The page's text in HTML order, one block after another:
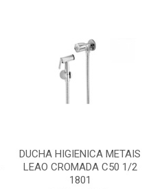
DUCHA HIGIENICA METAIS
LEAO CROMADA C50 1/2
1801